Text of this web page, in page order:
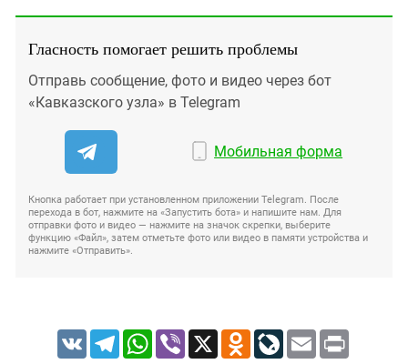
Гласность помогает решить проблемы
Отправь сообщение, фото и видео через бот
«Кавказского узла» в Telegram
Мобильная форма
Кнопка работает при установленном приложении Telegram. После
перехода в бот, нажмите на «Запустить бота» и напишите нам. Для
отправки фото и видео — нажмите на значок скрепки, выберите
функцию «Файл», затем отметьте фото или видео в памяти устройства и
нажмите «Отправить».
VK TelegramWhatsApp
Viber X Odnoklassniki
LiveJournal
Email Print